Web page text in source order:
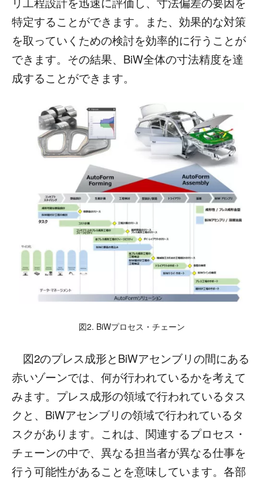
特定することができます。また、効果的な対策
を取っていくための検討を効率的に行うことが
できます。その結果、BiW全体の寸法精度を達
成することができます。
図2. BiWプロセス・チェーン
図2のプレス成形とBiWアセンブリの間にある
赤いゾーンでは、何が行われているかを考えて
みます。プレス成形の領域で行われているタス
クと、BiWアセンブリの領域で行われているタ
スクがあります。これは、関連するプロセス・
チェーンの中で、異なる担当者が異なる仕事を
行う可能性があることを意味しています。各部